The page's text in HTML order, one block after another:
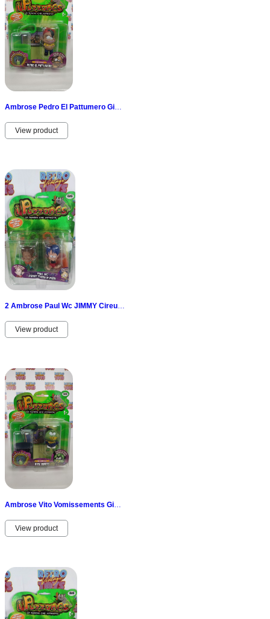
Ambrose Pedro El Pattumero GiG les Frères Cireur Odeur New Vintage Bin Vert 2010
View product
2 Ambrose Paul Wc JIMMY Cireur Odeur De Pieds Big Blister GiG Bin + Bd Vintage
View product
Ambrose Vito Vomissements GiG les Frères Cireur Odeur New Vintage Bin Noir 2010
View product